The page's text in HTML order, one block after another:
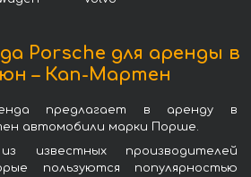
Porsche для аренды в
– Кап-Мартен
предлагает в аренду в
автомобили марки Порше.
производителей
пользуются популярностью